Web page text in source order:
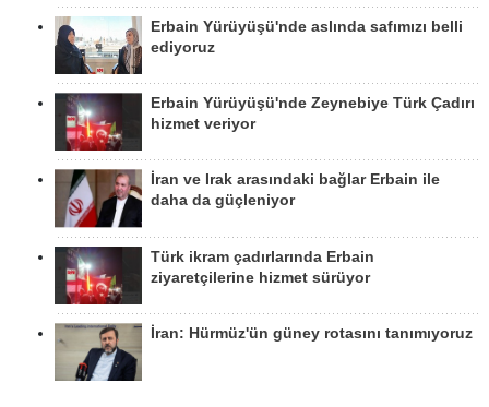
Erbain Yürüyüşü'nde aslında safımızı belli
ediyoruz
Erbain Yürüyüşü'nde Zeynebiye Türk Çadırı
hizmet veriyor
İran ve Irak arasındaki bağlar Erbain ile
daha da güçleniyor
Türk ikram çadırlarında Erbain
ziyaretçilerine hizmet sürüyor
İran: Hürmüz'ün güney rotasını tanımıyoruz